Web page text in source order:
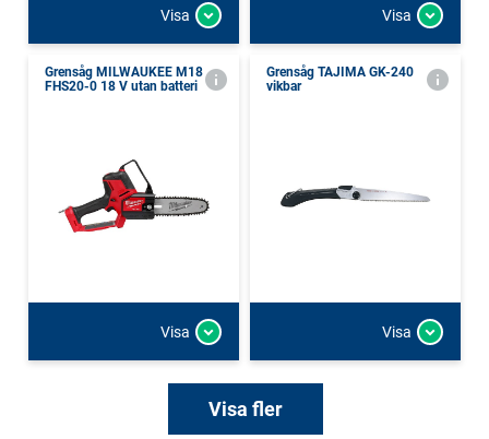
Visa Visa
Grensåg MILWAUKEE M18
FHS20-0 18 V utan batteri
Visa
Grensåg TAJIMA GK-240
vikbar
Visa
Visa fler